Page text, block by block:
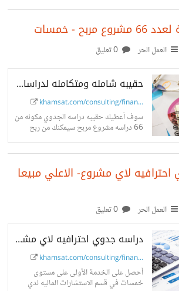
- خمسات
العمل الحر
حقيبه شامله ومتكامله لدراسات جدوي 66 مشروع مربح
khamsat.com/consulting/finan...
سوف أعطيك حقيبه دراسه الجدوي مكونه من
66 دراسه مشروع مربح سيمكنك من ربح
لاي مشروع- الاعلي مبيعا
العمل الحر
دراسه جدوي احترافيه لاي مشروع
khamsat.com/consulting/finan...
أحصل على الخدمة الأولى على مستوى
خمسات في قسم الاستشارات الماليه لدي